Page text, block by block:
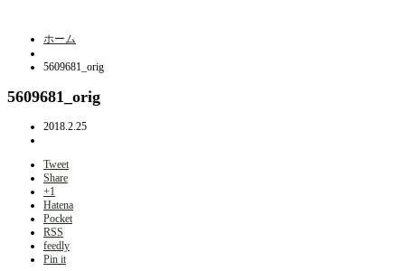
ホーム
5609681_orig
5609681_orig
2018.2.25
Tweet
Share
+1
Hatena
Pocket
RSS
feedly
Pin it